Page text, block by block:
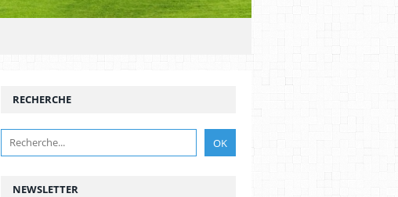
NEWSLETTER
RECHERCHE